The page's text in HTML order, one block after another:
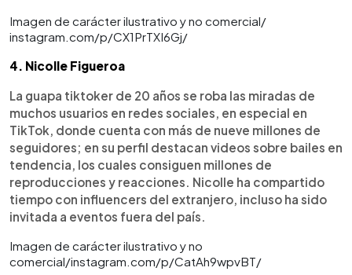
Imagen de carácter ilustrativo y no comercial/
instagram.com/p/CX1PrTXI6Gj/
4. Nicolle Figueroa
La guapa tiktoker de 20 años se roba las miradas de
muchos usuarios en redes sociales, en especial en
TikTok, donde cuenta con más de nueve millones de
seguidores; en su perfil destacan videos sobre bailes en
tendencia, los cuales consiguen millones de
reproducciones y reacciones. Nicolle ha compartido
tiempo con influencers del extranjero, incluso ha sido
invitada a eventos fuera del país.
Imagen de carácter ilustrativo y no
comercial/instagram.com/p/CatAh9wpvBT/